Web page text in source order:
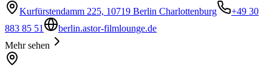
Kurfürstendamm 225, 10719 Berlin Charlottenburg
+49 30
883 85 51
berlin.astor-filmlounge.de
Mehr sehen